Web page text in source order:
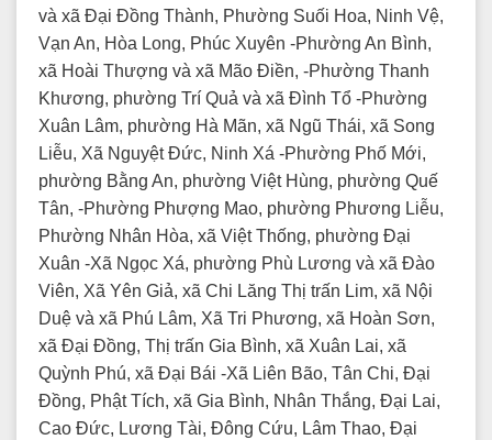
và xã Đại Đồng Thành, Phường Suối Hoa, Ninh Vệ,
Vạn An, Hòa Long, Phúc Xuyên -Phường An Bình,
xã Hoài Thượng và xã Mão Điền, -Phường Thanh
Khương, phường Trí Quả và xã Đình Tổ -Phường
Xuân Lâm, phường Hà Mãn, xã Ngũ Thái, xã Song
Liễu, Xã Nguyệt Đức, Ninh Xá -Phường Phố Mới,
phường Bằng An, phường Việt Hùng, phường Quế
Tân, -Phường Phượng Mao, phường Phương Liễu,
Phường Nhân Hòa, xã Việt Thống, phường Đại
Xuân -Xã Ngọc Xá, phường Phù Lương và xã Đào
Viên, Xã Yên Giả, xã Chi Lăng Thị trấn Lim, xã Nội
Duệ và xã Phú Lâm, Xã Tri Phương, xã Hoàn Sơn,
xã Đại Đồng, Thị trấn Gia Bình, xã Xuân Lai, xã
Quỳnh Phú, xã Đại Bái -Xã Liên Bão, Tân Chi, Đại
Đồng, Phật Tích, xã Gia Bình, Nhân Thắng, Đại Lai,
Cao Đức, Lương Tài, Đông Cứu, Lâm Thao, Đại